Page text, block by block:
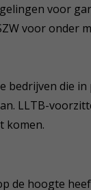
voor
voor onder
die
LLTB-
komen.
de hoogte